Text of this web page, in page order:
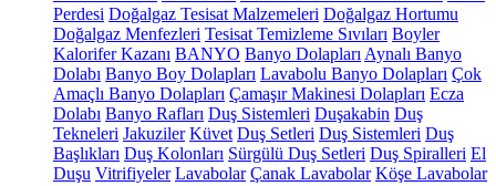
Perdesi Doğalgaz Tesisat Malzemeleri Doğalgaz Hortumu
Doğalgaz Menfezleri Tesisat Temizleme Sıvıları Boyler
Kalorifer Kazanı BANYO Banyo Dolapları Aynalı Banyo
Dolabı Banyo Boy Dolapları Lavabolu Banyo Dolapları Çok
Amaçlı Banyo Dolapları Çamaşır Makinesi Dolapları Ecza
Dolabı Banyo Rafları Duş Sistemleri Duşakabin Duş
Tekneleri Jakuziler Küvet Duş Setleri Duş Sistemleri Duş
Başlıkları Duş Kolonları Sürgülü Duş Setleri Duş Spiralleri El
Duşu Vitrifiyeler Lavabolar Çanak Lavabolar Köşe Lavabolar